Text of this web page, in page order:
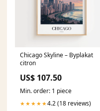
Chicago Skyline – Byplakat
citron
US$ 107.50
Min. order: 1 piece
★★★★★4.2 (18 reviews)